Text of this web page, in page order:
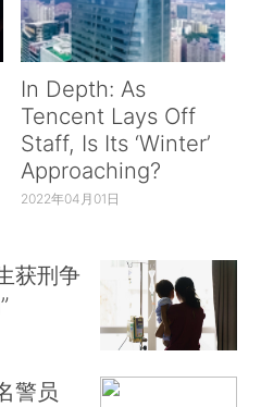
In Depth: As
Tencent Lays Off
Staff, Is Its ‘Winter’
Approaching?
2022年04月01日
获刑争
警员